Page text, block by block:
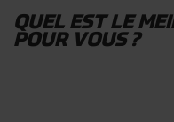
QUEL EST LE
POUR VOUS ?